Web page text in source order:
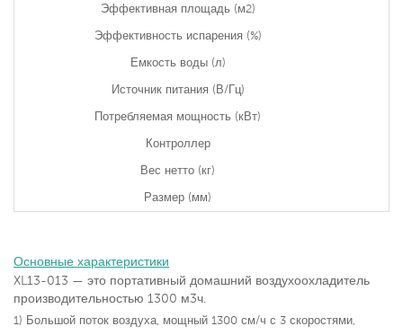
Эффективная площадь (м2)
Эффективность испарения (%)
Емкость воды (л)
Источник питания (В/Гц)
Потребляемая мощность (кВт)
Контроллер
Вес нетто (кг)
Размер (мм)
Основные характеристики
XL13-013 — это портативный домашний воздухоохладитель
производительностью 1300 м3ч.
1) Большой поток воздуха, мощный 1300 см/ч с 3 скоростями,